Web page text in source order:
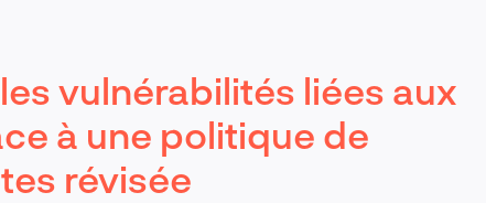
FR
vulnérabilités liées aux
à une politique de
révisée